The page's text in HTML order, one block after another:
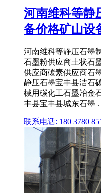
河南维科等静
备价格矿山设
河南维科等静压石墨
石墨粉供应商土状石
供应商碳素供应商石
静压石墨宝丰县洁石
械用碳化工石墨冶金
丰县宝丰县城东石墨 .
联系电话: 180 3780